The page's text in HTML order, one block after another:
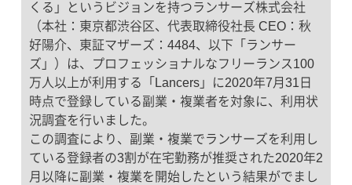
くる」というビジョンを持つランサーズ株式会社
（本社：東京都渋谷区、代表取締役社長 CEO：秋
好陽介、東証マザーズ：4484、以下「ランサー
ズ」）は、プロフェッショナルなフリーランス100
万人以上が利用する「Lancers」に2020年7月31日
時点で登録している副業・複業者を対象に、利用状
況調査を行いました。
この調査により、副業・複業でランサーズを利用し
ている登録者の3割が在宅勤務が推奨された2020年2
月以降に副業・複業を開始したという結果がでまし